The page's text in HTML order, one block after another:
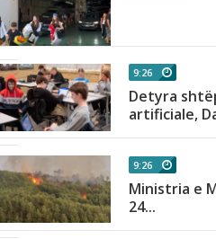
9:26
Detyra
artificiale,
9:26
Ministria e
24...